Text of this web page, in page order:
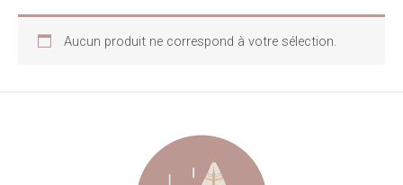
Aucun produit ne correspond à votre sélection.